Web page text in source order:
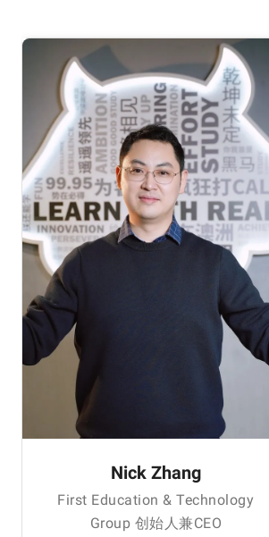
Nick Zhang
First Education & Technology
Group 创始人兼CEO